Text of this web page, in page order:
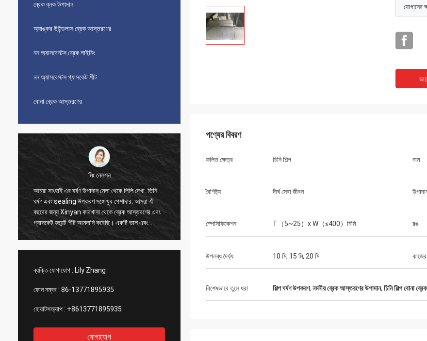
ব্রেক ব্লক উপাদান
অ্যাঙ্কর উইন্ডলাস ব্রেক আস্তরণের
নন অ্যাসবেস্টস ব্রেক লাইনিং
নন অ্যাসবেস্টস গ্যাসকেট শীট
বোনা ব্রেক আস্তরণের
মিঃ নেলসন
আমরা সাংহাই এর ঘর্ষণ উপাদান মেলা থেকে লিলি দেখা. তিনি
ঘর্ষণ এবং sealing উপকরণ সঙ্গে খুব পেশাদার. আমরা 4
বছরের জন্য Xinyan কারখানা থেকে ব্রেক আস্তরণের এবং
গ্যাসকেট জয়েন্ট শীট আমদানি করেছি। একটি ভাল এবং
আনন্দদায়ক সহযোগিতা সব সময়. অত্যন্ত সৎ সরবরাহকারী,
মিঃ চা
আমরা 2010 সাল থেকে Xinyan এর সাথে সহযোগিতা
লিলি যোগাযোগে খুব ভাল এবং সহায়ক, খুব সৎ বিক্রয়
ব্যক্তি যোগাযোগ : Lily Zhang
ফোন নম্বর : 86-13771895935
হোয়াটসঅ্যাপ : +8613771895935
যোগাযোগ
যোগানের
পণ্যের বিবরণ
ফলিত ক্ষেত্র চিনি শিল্প নাম
বৈশিষ্ট্য দীর্ঘ সেবা জীবন
স্পেসিফিকেশন T（5~25）x W（≤400）মিমি রঙ
উপলব্ধ দৈর্ঘ্য 10 মি, 15 মি, 20 মি
বিশেষভাবে তুলে ধরা শিল্প ঘর্ষণ উপকরণ, নমনীয় ব্রেক আস্তরণের উপাদান, চিনি শিল্প বোনা